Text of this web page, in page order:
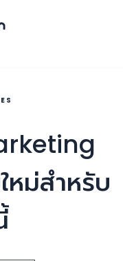
หม่สำหรับ